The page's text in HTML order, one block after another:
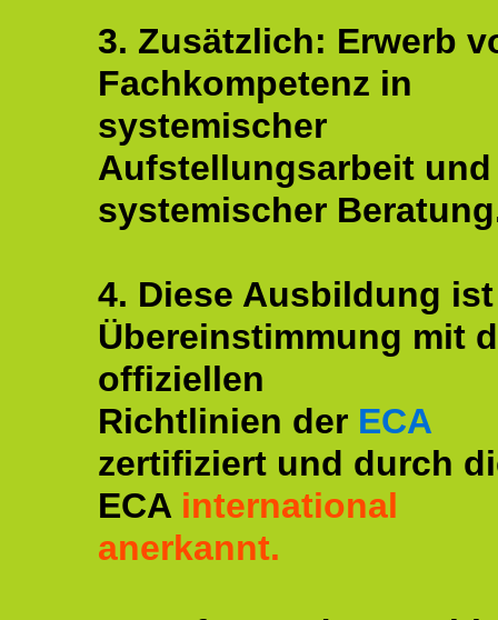
3. Zusätzlich: Erwerb
Fachkompetenz in
systemischer
Aufstellungsarbeit und
systemischer
4. Diese Ausbildung
Übereinstimmung mit
offiziellen
Richtlinien der ECA
zertifiziert und durch
ECA international
anerkannt.